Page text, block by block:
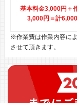
基本料金3,000円＋
3,000円 ＝計
※作業費は作業内容に
させて頂きます。